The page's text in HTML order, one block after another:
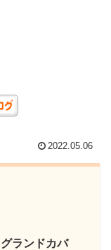
2022.05.06
ランドカバ